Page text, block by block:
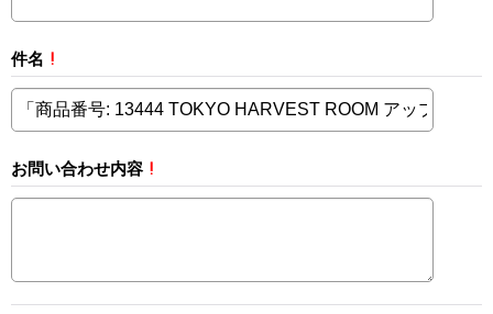
件名 !
お問い合わせ内容 !